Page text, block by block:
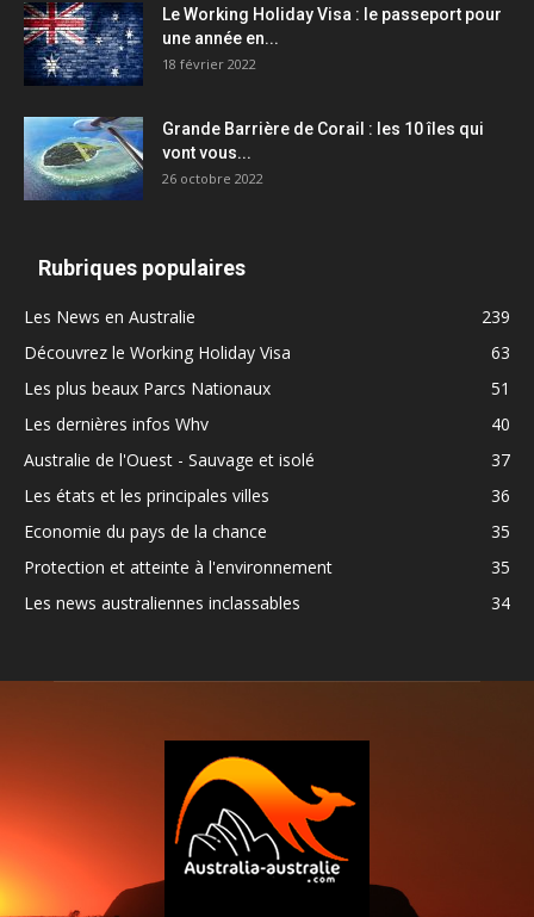
Le Working Holiday Visa : le passeport pour
une année en...
18 février 2022
Grande Barrière de Corail : les 10 îles qui
vont vous...
26 octobre 2022
Rubriques populaires
Les News en Australie
239
Découvrez le Working Holiday Visa
63
Les plus beaux Parcs Nationaux
51
Les dernières infos Whv
40
Australie de l'Ouest - Sauvage et isolé
37
Les états et les principales villes
36
Economie du pays de la chance
35
Protection et atteinte à l'environnement
35
Les news australiennes inclassables
34